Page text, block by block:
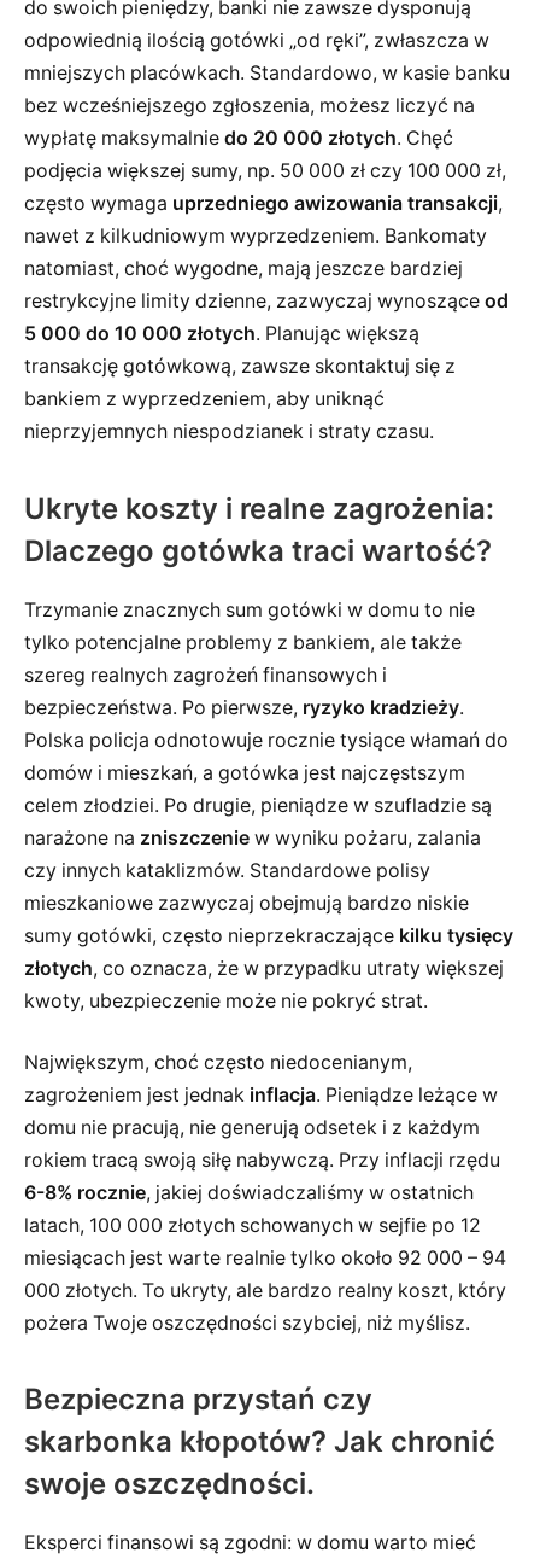
do swoich pieniędzy, banki nie zawsze dysponują
odpowiednią ilością gotówki „od ręki”, zwłaszcza w
mniejszych placówkach. Standardowo, w kasie banku
bez wcześniejszego zgłoszenia, możesz liczyć na
wypłatę maksymalnie do 20 000 złotych. Chęć
podjęcia większej sumy, np. 50 000 zł czy 100 000 zł,
często wymaga uprzedniego awizowania transakcji,
nawet z kilkudniowym wyprzedzeniem. Bankomaty
natomiast, choć wygodne, mają jeszcze bardziej
restrykcyjne limity dzienne, zazwyczaj wynoszące od
5 000 do 10 000 złotych. Planując większą
transakcję gotówkową, zawsze skontaktuj się z
bankiem z wyprzedzeniem, aby uniknąć
nieprzyjemnych niespodzianek i straty czasu.
Ukryte koszty i realne zagrożenia:
Dlaczego gotówka traci wartość?
Trzymanie znacznych sum gotówki w domu to nie
tylko potencjalne problemy z bankiem, ale także
szereg realnych zagrożeń finansowych i
bezpieczeństwa. Po pierwsze, ryzyko kradzieży.
Polska policja odnotowuje rocznie tysiące włamań do
domów i mieszkań, a gotówka jest najczęstszym
celem złodziei. Po drugie, pieniądze w szufladzie są
narażone na zniszczenie w wyniku pożaru, zalania
czy innych kataklizmów. Standardowe polisy
mieszkaniowe zazwyczaj obejmują bardzo niskie
sumy gotówki, często nieprzekraczające kilku tysięcy
złotych, co oznacza, że w przypadku utraty większej
kwoty, ubezpieczenie może nie pokryć strat.
Największym, choć często niedocenianym,
zagrożeniem jest jednak inflacja. Pieniądze leżące w
domu nie pracują, nie generują odsetek i z każdym
rokiem tracą swoją siłę nabywczą. Przy inflacji rzędu
6-8% rocznie, jakiej doświadczaliśmy w ostatnich
latach, 100 000 złotych schowanych w sejfie po 12
miesiącach jest warte realnie tylko około 92 000 – 94
000 złotych. To ukryty, ale bardzo realny koszt, który
pożera Twoje oszczędności szybciej, niż myślisz.
Bezpieczna przystań czy
skarbonka kłopotów? Jak chronić
swoje oszczędności.
Eksperci finansowi są zgodni: w domu warto mieć